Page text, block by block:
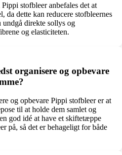
stofbleer anbefales det at
da dette kan reducere stofbleernes
undgå direkte sollys og
og elasticiteten.
organisere og opbevare
og opbevare Pippi stofbleer er at
til at holde dem samlet og
god idé at have et skiftetæppe
på, så det er behageligt for både